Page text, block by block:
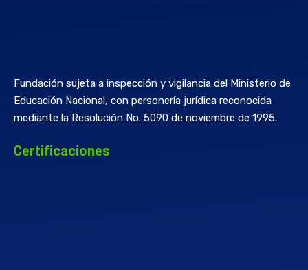
Fundación sujeta a inspección y vigilancia del Ministerio de
Educación Nacional, con personería jurídica reconocida
mediante la Resolución No. 5090 de noviembre de 1995.
Certificaciones